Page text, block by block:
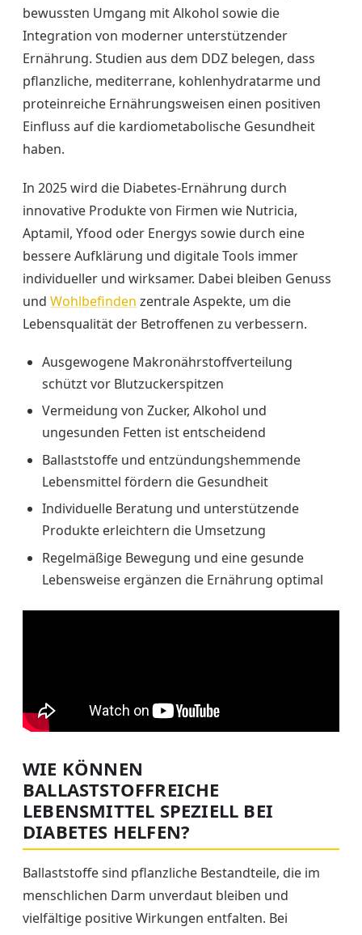
bewussten Umgang mit Alkohol sowie die
Integration von moderner unterstützender
Ernährung. Studien aus dem DDZ belegen, dass
pflanzliche, mediterrane, kohlenhydratarme und
proteinreiche Ernährungsweisen einen positiven
Einfluss auf die kardiometabolische Gesundheit
haben.
In 2025 wird die Diabetes-Ernährung durch
innovative Produkte von Firmen wie Nutricia,
Aptamil, Yfood oder Energys sowie durch eine
bessere Aufklärung und digitale Tools immer
individueller und wirksamer. Dabei bleiben Genuss
und Wohlbefinden zentrale Aspekte, um die
Lebensqualität der Betroffenen zu verbessern.
Ausgewogene Makronährstoffverteilung
schützt vor Blutzuckerspitzen
Vermeidung von Zucker, Alkohol und
ungesunden Fetten ist entscheidend
Ballaststoffe und entzündungshemmende
Lebensmittel fördern die Gesundheit
Individuelle Beratung und unterstützende
Produkte erleichtern die Umsetzung
Regelmäßige Bewegung und eine gesunde
Lebensweise ergänzen die Ernährung optimal
WIE KÖNNEN
BALLASTSTOFFREICHE
LEBENSMITTEL SPEZIELL BEI
DIABETES HELFEN?
Ballaststoffe sind pflanzliche Bestandteile, die im
menschlichen Darm unverdaut bleiben und
vielfältige positive Wirkungen entfalten. Bei